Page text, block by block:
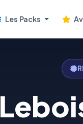
Les Packs